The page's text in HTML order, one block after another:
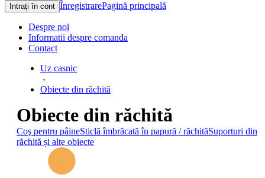
Intrați în cont ÎnregistrarePagină principală
Despre noi
Informatii despre comanda
Contact
Uz casnic
-
Obiecte din răchită
Obiecte din răchită
Coş pentru pâineSticlă îmbrăcată în papură / răchităSuporturi din
răchită și alte obiecte